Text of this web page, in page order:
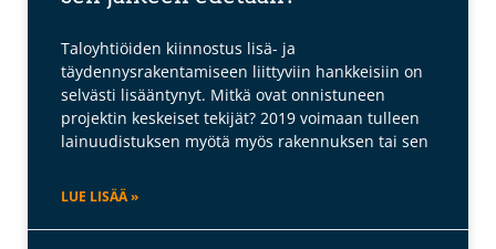
Taloyhtiöiden kiinnostus lisä- ja
täydennysrakentamiseen liittyviin hankkeisiin on
selvästi lisääntynyt. Mitkä ovat onnistuneen
projektin keskeiset tekijät? 2019 voimaan tulleen
lainuudistuksen myötä myös rakennuksen tai sen
LUE LISÄÄ »